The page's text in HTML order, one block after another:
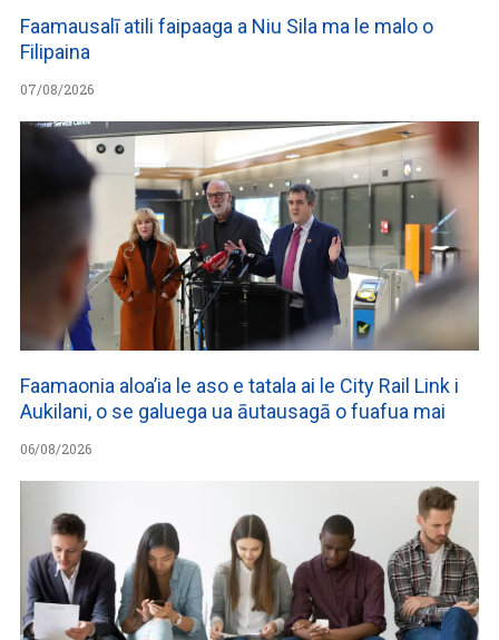
Faamausalī atili faipaaga a Niu Sila ma le malo o
Filipaina
07/08/2026
Faamaonia aloa’ia le aso e tatala ai le City Rail Link i
Aukilani, o se galuega ua āutausagā o fuafua mai
06/08/2026